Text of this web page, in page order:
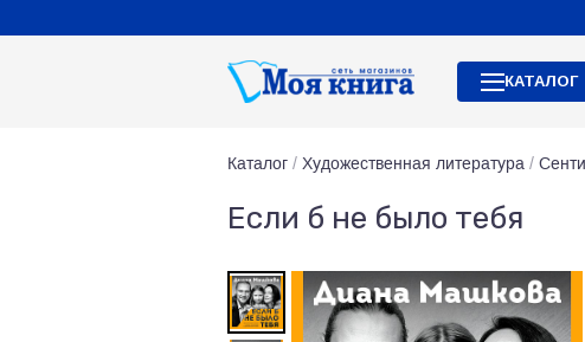
КАТАЛОГ
Каталог / Художественная литература /
Если б не было тебя